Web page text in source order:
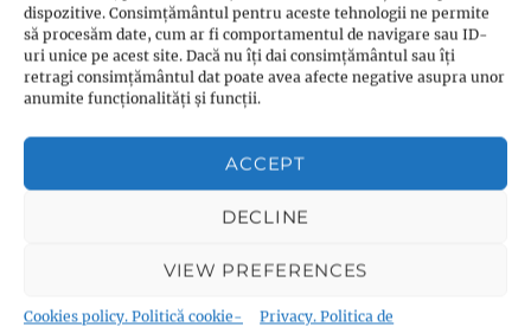
dispozitive. Consimțământul pentru aceste tehnologii ne permite
să procesăm date, cum ar fi comportamentul de navigare sau ID-
uri unice pe acest site. Dacă nu îți dai consimțământul sau îți
retragi consimțământul dat poate avea afecte negative asupra unor
anumite funcționalități și funcții.
ACCEPT
DECLINE
VIEW PREFERENCES
Cookies policy. Politică cookie-
Privacy. Politica de
CONTACT